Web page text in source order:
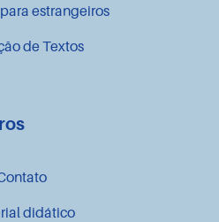
estrangeiros
de Textos
didático